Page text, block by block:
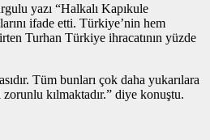
yazı “Halkalı Kapıkule
ifade etti. Türkiye’nin hem
Turhan Türkiye ihracatının yüzde
Tüm bunları çok daha yukarılara
kılmaktadır.” diye konuştu.